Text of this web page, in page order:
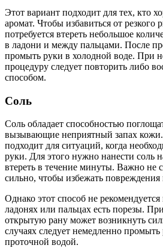
Этот вариант подходит для тех, кто
аромат. Чтобы избавиться от резкого
потребуется втереть небольшое
в ладони и между пальцами. После
промыть руки в холодной воде. При
процедуру следует повторить либо
способом.
Соль
Соль обладает способностью
вызывающие неприятный запах
подходит для ситуаций, когда
руки. Для этого нужно нанести соль
втереть в течение минуты. Важно не
сильно, чтобы избежать повреждения
Однако этот способ не рекомендуется
ладонях или пальцах есть порезы.
открытую рану может возникнуть
случаях следует немедленно
проточной водой.